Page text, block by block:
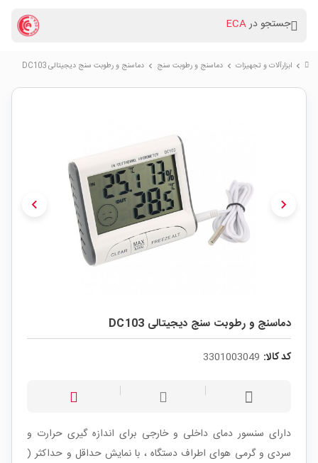
جستجو درECA
chevron_right ابزارآلات و تجهیزات chevron_right دماسنج و رطوبت سنج chevron_right دماسنج و رطوبت سنج دیجیتالی DC103
chevron_left chevron_right
دماسنج و رطوبت سنج دیجیتالی DC103
کد کالا: 3301003049
دارای سنسور دمای داخلی و خارجی برای اندازه گیری حرارت و
سردی و گرمی هوای اطراف دستگاه ، با نمایش حداقل و حداکثر (